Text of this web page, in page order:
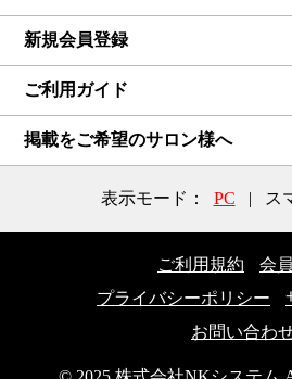
新規会員登録
ご利用ガイド
掲載をご希望のサロン様へ
表示モード： PC | ス
ご利用規約
会
プライバシーポリシー
お問い合わ